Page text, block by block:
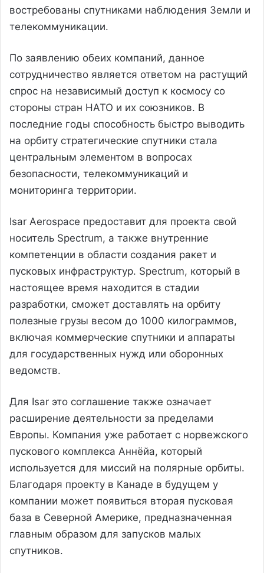
востребованы спутниками наблюдения Земли и
телекоммуникации.
По заявлению обеих компаний, данное
сотрудничество является ответом на растущий
спрос на независимый доступ к космосу со
стороны стран НАТО и их союзников. В
последние годы способность быстро выводить
на орбиту стратегические спутники стала
центральным элементом в вопросах
безопасности, телекоммуникаций и
мониторинга территории.
Isar Aerospace предоставит для проекта свой
носитель Spectrum, а также внутренние
компетенции в области создания ракет и
пусковых инфраструктур. Spectrum, который в
настоящее время находится в стадии
разработки, сможет доставлять на орбиту
полезные грузы весом до 1000 килограммов,
включая коммерческие спутники и аппараты
для государственных нужд или оборонных
ведомств.
Для Isar это соглашение также означает
расширение деятельности за пределами
Европы. Компания уже работает с норвежского
пускового комплекса Аннёйа, который
используется для миссий на полярные орбиты.
Благодаря проекту в Канаде в будущем у
компании может появиться вторая пусковая
база в Северной Америке, предназначенная
главным образом для запусков малых
спутников.